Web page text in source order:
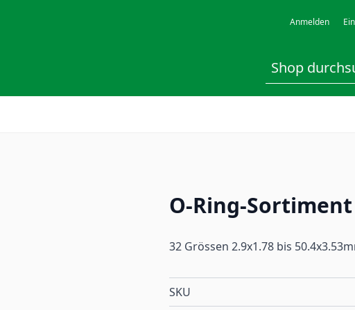
Anmelden
O-Ring-
32 Grössen 2.9x1.78 bis
SKU